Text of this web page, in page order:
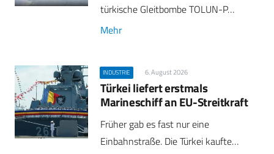
türkische Gleitbombe TOLUN-P…
Mehr
INDUSTRIE 6. August 2026
Türkei liefert erstmals
Marineschiff an EU-Streitkraft
Früher gab es fast nur eine
Einbahnstraße. Die Türkei kaufte…